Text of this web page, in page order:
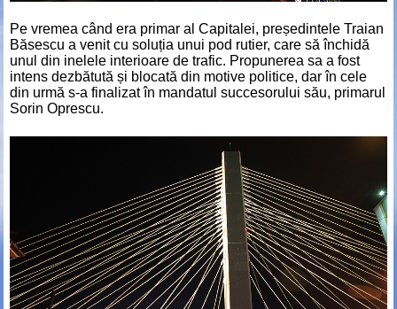
Pe vremea când era primar al Capitalei, președintele Traian
Băsescu a venit cu soluția unui pod rutier, care să închidă
unul din inelele interioare de trafic. Propunerea sa a fost
intens dezbătută și blocată din motive politice, dar în cele
din urmă s-a finalizat în mandatul succesorului său, primarul
Sorin Oprescu.